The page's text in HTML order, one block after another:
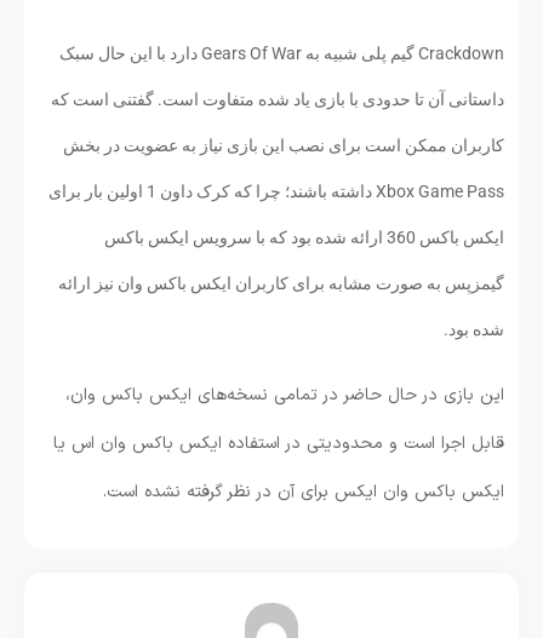
Crackdown گیم پلی شبیه به Gears Of War دارد با این حال سبک
داستانی آن تا حدودی با بازی یاد شده متفاوت است. گفتنی است که
کاربران ممکن است برای نصب این بازی نیاز به عضویت در بخش
Xbox Game Pass داشته باشند؛ چرا که کرک داون 1 اولین بار برای
ایکس باکس 360 ارائه شده بود که با سرویس ایکس باکس
گیمزپس به صورت مشابه برای کاربران ایکس باکس وان نیز ارائه
شده بود.
این بازی در حال حاضر در تمامی نسخه‌های ایکس باکس وان،
قابل اجرا است و محدودیتی در استفاده ایکس باکس وان اس یا
ایکس باکس وان ایکس برای آن در نظر گرفته نشده است.